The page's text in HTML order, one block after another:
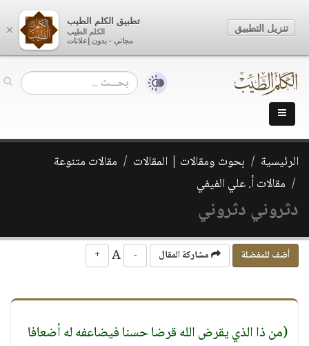
الرئيسية بحوث ومقالات | المقالات
مقالات متنوعة
مقالات أ. علي الفيفي
دثروني دثروني
أضف للمفضلة مشاركة المقال -
+
(من ذا الذي يقرض الله قرضا حسنا فيضاعفه له أضعافا
×
تطبيق الكلم الطيب
الكلم الطيب
مجاني - بدون إعلانات
تنزيل التطبيق